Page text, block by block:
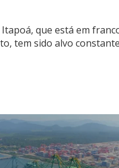
que está em
tem sido alvo